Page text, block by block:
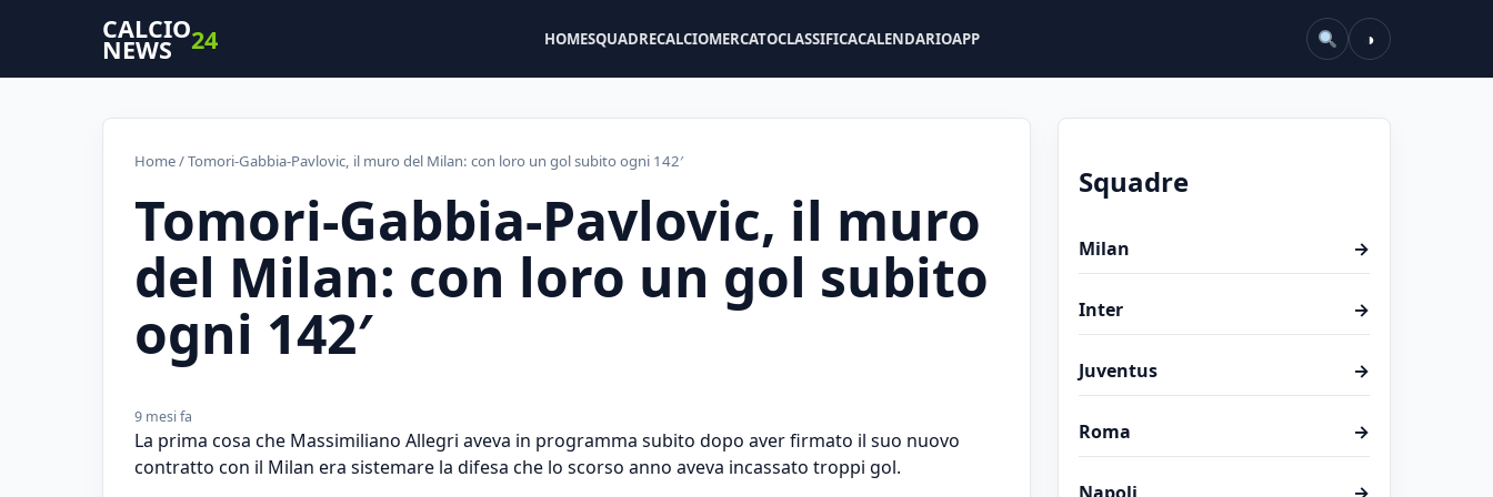
CALCIO
NEWS 24 HOMESQUADRECALCIOMERCATOCLASSIFICACALENDARIOAPP ◑
Home/ Tomori-Gabbia-Pavlovic, il muro del Milan: con loro un gol subito ogni 142′
Tomori-Gabbia-Pavlovic, il muro
del Milan: con loro un gol subito
ogni 142′
9 mesi fa
La prima cosa che Massimiliano Allegri aveva in programma subito dopo aver firmato il suo nuovo
contratto con il Milan era sistemare la difesa che lo scorso anno aveva incassato troppi gol.
Squadre
Milan →
Inter →
Juventus →
Roma →